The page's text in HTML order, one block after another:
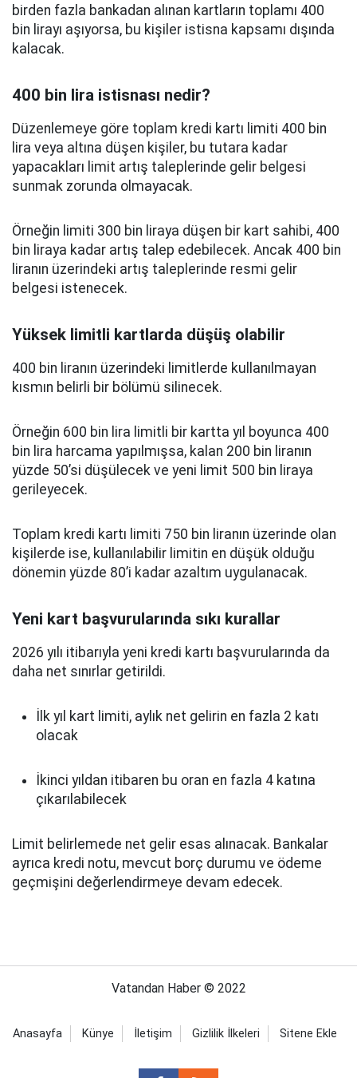
birden fazla bankadan alınan kartların toplamı 400
bin lirayı aşıyorsa, bu kişiler istisna kapsamı dışında
kalacak.
400 bin lira istisnası nedir?
Düzenlemeye göre toplam kredi kartı limiti 400 bin
lira veya altına düşen kişiler, bu tutara kadar
yapacakları limit artış taleplerinde gelir belgesi
sunmak zorunda olmayacak.
Örneğin limiti 300 bin liraya düşen bir kart sahibi, 400
bin liraya kadar artış talep edebilecek. Ancak 400 bin
liranın üzerindeki artış taleplerinde resmi gelir
belgesi istenecek.
Yüksek limitli kartlarda düşüş olabilir
400 bin liranın üzerindeki limitlerde kullanılmayan
kısmın belirli bir bölümü silinecek.
Örneğin 600 bin lira limitli bir kartta yıl boyunca 400
bin lira harcama yapılmışsa, kalan 200 bin liranın
yüzde 50’si düşülecek ve yeni limit 500 bin liraya
gerileyecek.
Toplam kredi kartı limiti 750 bin liranın üzerinde olan
kişilerde ise, kullanılabilir limitin en düşük olduğu
dönemin yüzde 80’i kadar azaltım uygulanacak.
Yeni kart başvurularında sıkı kurallar
2026 yılı itibarıyla yeni kredi kartı başvurularında da
daha net sınırlar getirildi.
İlk yıl kart limiti, aylık net gelirin en fazla 2 katı
olacak
İkinci yıldan itibaren bu oran en fazla 4 katına
çıkarılabilecek
Limit belirlemede net gelir esas alınacak. Bankalar
ayrıca kredi notu, mevcut borç durumu ve ödeme
geçmişini değerlendirmeye devam edecek.
Vatandan Haber © 2022
Anasayfa Künye İletişim Gizlilik İlkeleri Sitene Ekle